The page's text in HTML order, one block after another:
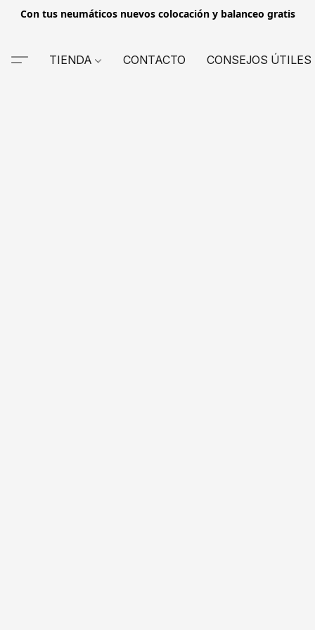
Con tus neumáticos nuevos colocación y balanceo gratis
TIENDA CONTACTO CONSEJOS ÚTILES